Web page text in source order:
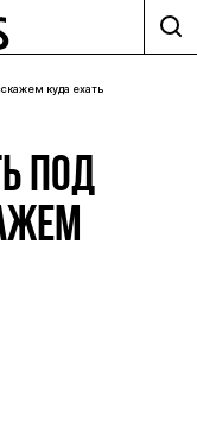
куда ехать
ПОД